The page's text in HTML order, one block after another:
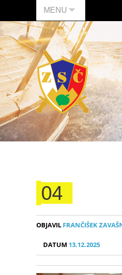
MENU
04
OBJAVIL FRANČIŠEK
DATUM 13.12.2025